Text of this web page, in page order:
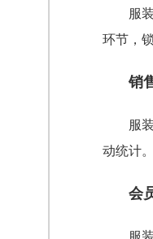
服
环节，
销
服
动统计。
会
服